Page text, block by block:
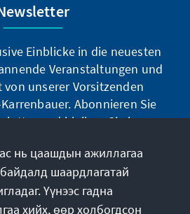
Einblicke in die neuesten
Veranstaltungen und
unserer Vorsitzenden
Abonnieren Sie
und bleiben Sie immer
abonnieren
нь цаашдын ажиллагаа
шаардлагатай
Үүнээс гадна
хийх, өөр холбогдсон